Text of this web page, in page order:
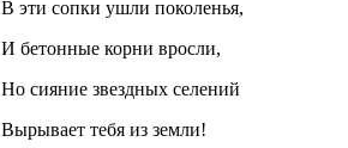
В эти сопки ушли поколенья,
И бетонные корни вросли,
Но сияние звездных селений
Вырывает тебя из земли!